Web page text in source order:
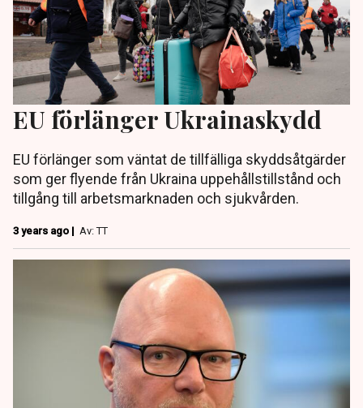
EU förlänger Ukrainaskydd
EU förlänger som väntat de tillfälliga skyddsåtgärder
som ger flyende från Ukraina uppehållstillstånd och
tillgång till arbetsmarknaden och sjukvården.
3 years ago | Av: TT